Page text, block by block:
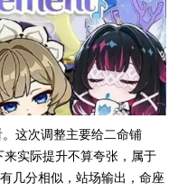
这次调整主要给二命铺
来实际提升不算夸张，属于
几分相似，站场输出，命座